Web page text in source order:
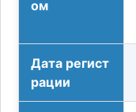
ом
Дата регист
рации